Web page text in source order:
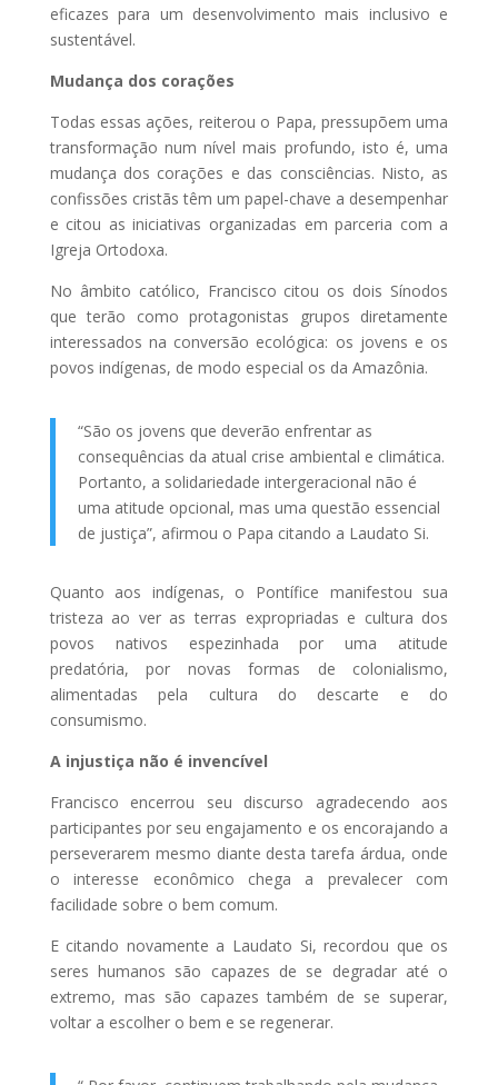
eficazes para um desenvolvimento mais inclusivo e
sustentável.
Mudança dos corações
Todas essas ações, reiterou o Papa, pressupõem uma
transformação num nível mais profundo, isto é, uma
mudança dos corações e das consciências. Nisto, as
confissões cristãs têm um papel-chave a desempenhar
e citou as iniciativas organizadas em parceria com a
Igreja Ortodoxa.
No âmbito católico, Francisco citou os dois Sínodos
que terão como protagonistas grupos diretamente
interessados na conversão ecológica: os jovens e os
povos indígenas, de modo especial os da Amazônia.
“São os jovens que deverão enfrentar as
consequências da atual crise ambiental e climática.
Portanto, a solidariedade intergeracional não é
uma atitude opcional, mas uma questão essencial
de justiça”, afirmou o Papa citando a Laudato Si.
Quanto aos indígenas, o Pontífice manifestou sua
tristeza ao ver as terras expropriadas e cultura dos
povos nativos espezinhada por uma atitude
predatória, por novas formas de colonialismo,
alimentadas pela cultura do descarte e do
consumismo.
A injustiça não é invencível
Francisco encerrou seu discurso agradecendo aos
participantes por seu engajamento e os encorajando a
perseverarem mesmo diante desta tarefa árdua, onde
o interesse econômico chega a prevalecer com
facilidade sobre o bem comum.
E citando novamente a Laudato Si, recordou que os
seres humanos são capazes de se degradar até o
extremo, mas são capazes também de se superar,
voltar a escolher o bem e se regenerar.